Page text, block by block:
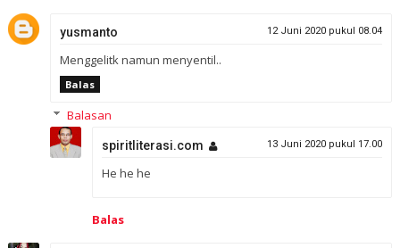
yusmanto 12 Juni 2020 pukul 08.04
Menggelitk namun menyentil..
Balas
Balasan
spiritliterasi.com 13 Juni 2020 pukul 17.00
He he he
Balas